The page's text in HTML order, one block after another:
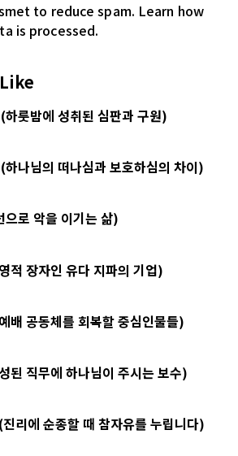
to reduce spam. Learn how
is processed.
룻밤에 성취된 심판과 구원)
나님의 떠나심과 보호하심의 차이)
로 악을 이기는 삶)
적 장자인 유다 지파의 기업)
배 공동체를 회복할 중심인물들)
된 직무에 하나님이 주시는 보수)
리에 순종할 때 참자유를 누립니다)